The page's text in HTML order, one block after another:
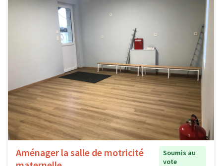
Aménager la salle de motricité
Soumis au
vote